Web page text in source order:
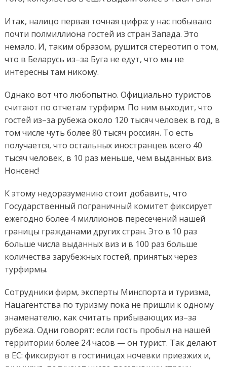
Итак, налицо первая точная цифра: у нас побывало
почти полмиллиона гостей из стран Запада. Это
немало. И, таким образом, рушится стереотип о том,
что в Беларусь из–за Буга не едут, что мы не
интересны там никому.
Однако вот что любопытно. Официально туристов
считают по отчетам турфирм. По ним выходит, что
гостей из–за рубежа около 120 тысяч человек в год, в
том числе чуть более 80 тысяч россиян. То есть
получается, что остальных иностранцев всего 40
тысяч человек, в 10 раз меньше, чем выданных виз.
Нонсенс!
К этому недоразумению стоит добавить, что
Государственный пограничный комитет фиксирует
ежегодно более 4 миллионов пересечений нашей
границы гражданами других стран. Это в 10 раз
больше числа выданных виз и в 100 раз больше
количества зарубежных гостей, принятых через
турфирмы.
Сотрудники фирм, эксперты Минспорта и туризма,
Нацагентства по туризму пока не пришли к одному
знаменателю, как считать прибывающих из–за
рубежа. Одни говорят: если гость пробыл на нашей
территории более 24 часов — он турист. Так делают
в ЕС: фиксируют в гостиницах ночевки приезжих и,